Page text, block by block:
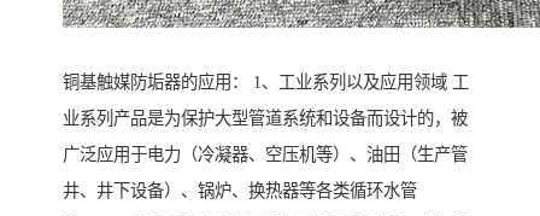
铜基触媒防垢器的应用： 1、工业系列以及应用领域 工
业系列产品是为保护大型管道系统和设备而设计的，被
广泛应用于电力（冷凝器、空压机等）、油田（生产管
井、井下设备）、锅炉、换热器等各类循环水管